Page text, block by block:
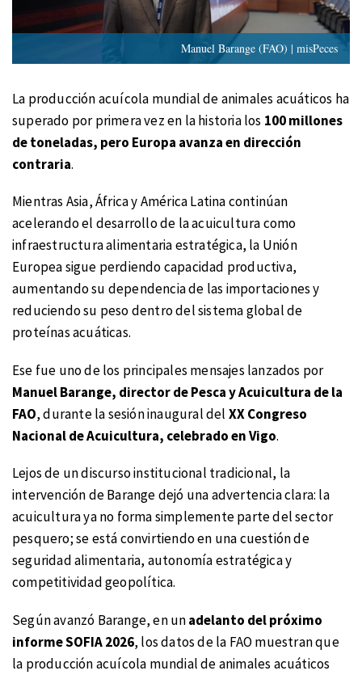
Manuel Barange (FAO) | misPeces
La producción acuícola mundial de animales acuáticos ha
superado por primera vez en la historia los 100 millones
de toneladas, pero Europa avanza en dirección
contraria.
Mientras Asia, África y América Latina continúan
acelerando el desarrollo de la acuicultura como
infraestructura alimentaria estratégica, la Unión
Europea sigue perdiendo capacidad productiva,
aumentando su dependencia de las importaciones y
reduciendo su peso dentro del sistema global de
proteínas acuáticas.
Ese fue uno de los principales mensajes lanzados por
Manuel Barange, director de Pesca y Acuicultura de la
FAO, durante la sesión inaugural del XX Congreso
Nacional de Acuicultura, celebrado en Vigo.
Lejos de un discurso institucional tradicional, la
intervención de Barange dejó una advertencia clara: la
acuicultura ya no forma simplemente parte del sector
pesquero; se está convirtiendo en una cuestión de
seguridad alimentaria, autonomía estratégica y
competitividad geopolítica.
Según avanzó Barange, en unadelanto del próximo
informe SOFIA 2026, los datos de la FAO muestran que
la producción acuícola mundial de animales acuáticos